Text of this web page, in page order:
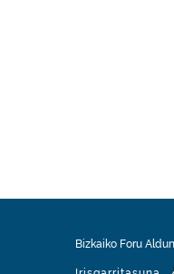
Bizkaiko Foru